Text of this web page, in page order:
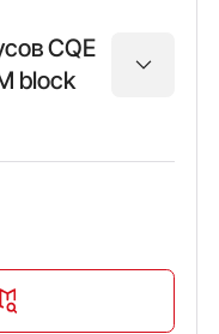
CQE
block